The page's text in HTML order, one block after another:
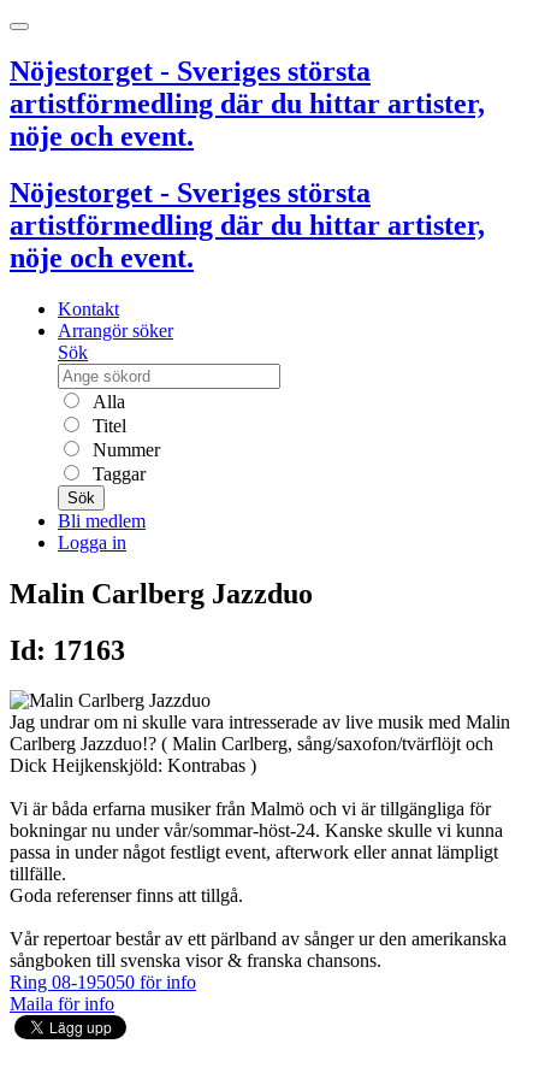
Nöjestorget - Sveriges största
artistförmedling där du hittar artister,
nöje och event.
Nöjestorget - Sveriges största
artistförmedling där du hittar artister,
nöje och event.
Kontakt
Arrangör söker
Sök
Alla
Titel
Nummer
Taggar
Sök
Bli medlem
Logga in
Malin Carlberg Jazzduo
Id: 17163
Jag undrar om ni skulle vara intresserade av live musik med Malin
Carlberg Jazzduo!? ( Malin Carlberg, sång/saxofon/tvärflöjt och
Dick Heijkenskjöld: Kontrabas )
Vi är båda erfarna musiker från Malmö och vi är tillgängliga för
bokningar nu under vår/sommar-höst-24. Kanske skulle vi kunna
passa in under något festligt event, afterwork eller annat lämpligt
tillfälle.
Goda referenser finns att tillgå.
Vår repertoar består av ett pärlband av sånger ur den amerikanska
sångboken till svenska visor & franska chansons.
Ring 08-195050 för info
Maila för info